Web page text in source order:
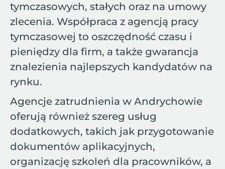
tymczasowych, stałych oraz na umowy
zlecenia. Współpraca z agencją pracy
tymczasowej to oszczędność czasu i
pieniędzy dla firm, a także gwarancja
znalezienia najlepszych kandydatów na
rynku.
Agencje zatrudnienia w Andrychowie
oferują również szereg usług
dodatkowych, takich jak przygotowanie
dokumentów aplikacyjnych,
organizację szkoleń dla pracowników, a